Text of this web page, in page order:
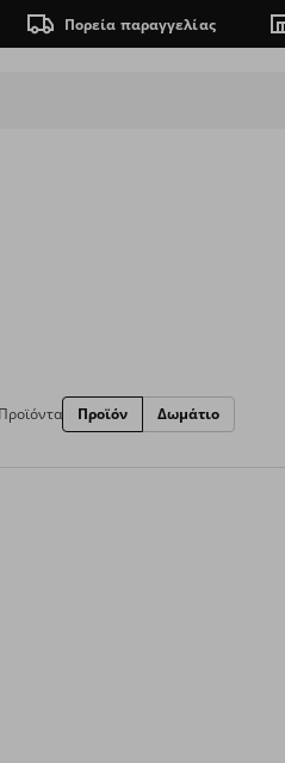
Πορεία παραγγελίας
Προϊόν Δωμάτιο